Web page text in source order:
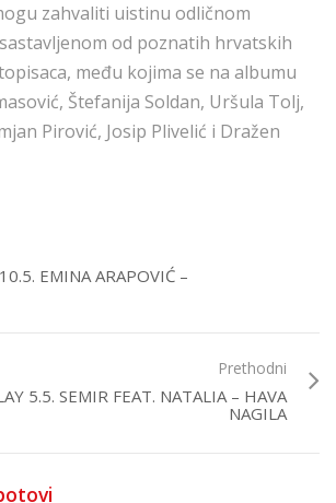
zahvaliti uistinu odličnom
od poznatih hrvatskih
među kojima se na albumu
Štefanija Soldan, Uršula Tolj,
Pirović, Josip Plivelić i Dražen
EMINA ARAPOVIĆ –
Prethodni
5.5. SEMIR FEAT. NATALIA – HAVA
NAGILA